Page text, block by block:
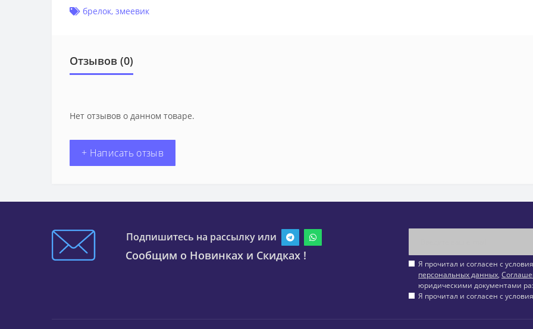
брелок, змеевик
Отзывов (0)
Нет отзывов о данном товаре.
+ Написать отзыв
Подпишитесь на рассылку или
Сообщим о Новинках и Скидках !
Я прочитал и согласен с
персональных данных,
юридическими документами
Я прочитал и согласен с